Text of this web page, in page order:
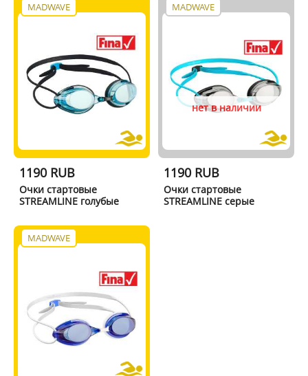
MADWAVE
1190 RUB
Очки стартовые
STREAMLINE голубые
MADWAVE
нет в наличии
1190 RUB
Очки стартовые
STREAMLINE серые
MADWAVE